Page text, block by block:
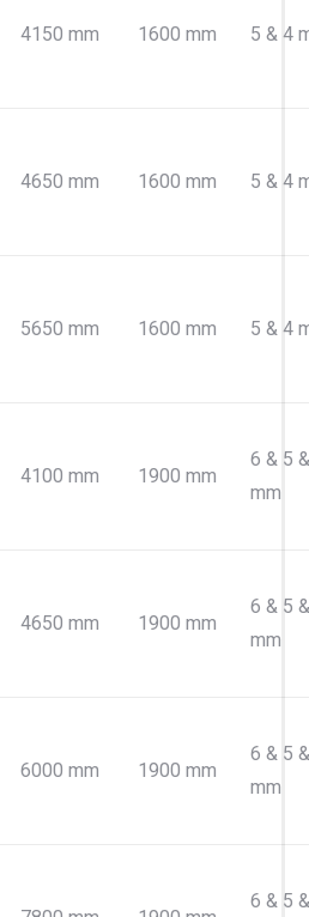
4150 mm 1600 mm 5 & 4
4650 mm 1600 mm 5 & 4
5650 mm 1600 mm 5 & 4
4100 mm 1900 mm
6 & 5
mm
4650 mm 1900 mm
6 & 5
mm
6000 mm 1900 mm
6 & 5
mm
6 & 5